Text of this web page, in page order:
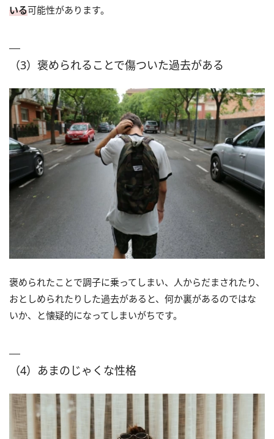
いる可能性があります。
（3）褒められることで傷ついた過去がある
褒められたことで調子に乗ってしまい、人からだまされたり、
おとしめられたりした過去があると、何か裏があるのではな
いか、と懐疑的になってしまいがちです。
（4）あまのじゃくな性格